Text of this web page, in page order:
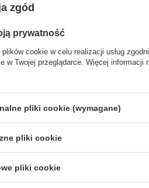
i reklamacje Opinie o
zgód
prywatność
cookie w celu realizacji usług
w Twojej przeglądarce. Więcej
pliki cookie (wymagane)
pliki cookie
pliki cookie